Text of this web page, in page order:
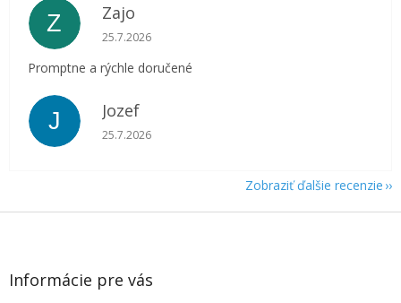
Z Zajo
Hodnotenie obchodu je 5 z 5 hviezdičiek.
25.7.2026
Promptne a rýchle doručené
J Jozef
Hodnotenie obchodu je 5 z 5 hviezdičiek.
25.7.2026
Zobraziť ďalšie recenzie
Z
Informácie pre vás